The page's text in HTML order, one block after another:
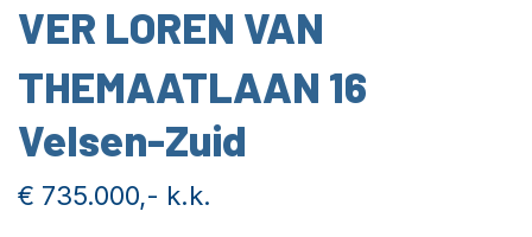
VER LOREN VAN
THEMAATLAAN 16
Velsen-Zuid
€ 735.000,- k.k.